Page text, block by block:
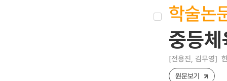
학술논
중등체
[전용진, 김무영]
원문보기